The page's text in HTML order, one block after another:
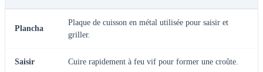
Plancha
Plaque de cuisson en métal utilisée pour saisir et
griller.
Saisir Cuire rapidement à feu vif pour former une croûte.